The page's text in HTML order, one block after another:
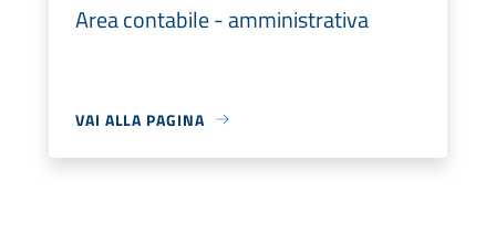
Area contabile - amministrativa
VAI ALLA PAGINA